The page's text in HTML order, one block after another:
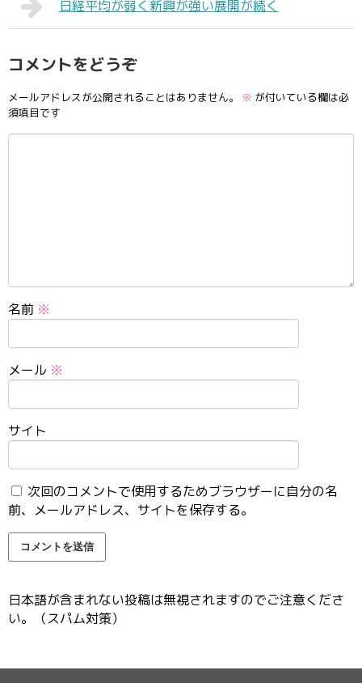
日経平均が弱く新興が強い展開が続く
コメントをどうぞ
メールアドレスが公開されることはありません。 ※ が付いている欄は必
須項目です
名前 ※
メール ※
サイト
次回のコメントで使用するためブラウザーに自分の名
前、メールアドレス、サイトを保存する。
日本語が含まれない投稿は無視されますのでご注意くださ
い。（スパム対策）